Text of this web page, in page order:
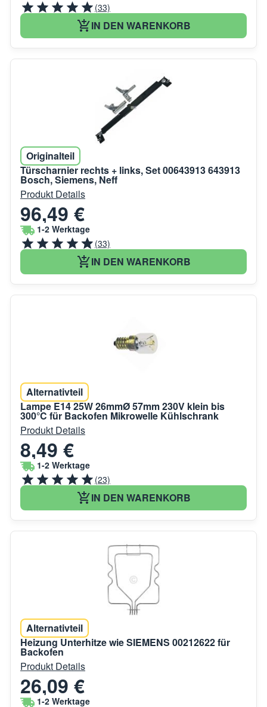
(33)
IN DEN WARENKORB
Originalteil
Türscharnier rechts + links, Set 00643913 643913
Bosch, Siemens, Neff
Produkt Details
96,49 €
1-2 Werktage
(33)
IN DEN WARENKORB
Alternativteil
Lampe E14 25W 26mmØ 57mm 230V klein bis
300°C für Backofen Mikrowelle Kühlschrank
Produkt Details
8,49 €
1-2 Werktage
(23)
IN DEN WARENKORB
Alternativteil
Heizung Unterhitze wie SIEMENS 00212622 für
Backofen
Produkt Details
26,09 €
1-2 Werktage